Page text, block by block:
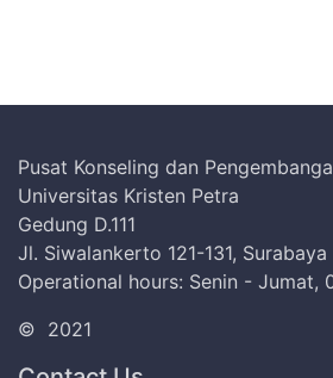
Pusat Konseling dan
Universitas Kristen Petra
Gedung D.111
Jl. Siwalankerto 121-131, Surabaya
Operational hours: Senin - Jumat,
© 2021